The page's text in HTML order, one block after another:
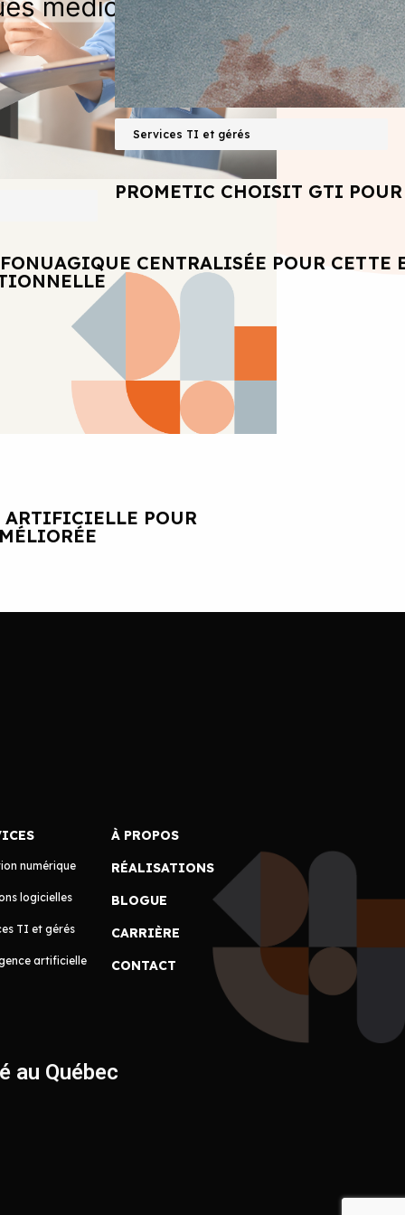
ARTIFICIELLE POUR
CENTRALISÉE POUR CETTE
Services TI et gérés
PROMETIC CHOISIT GTI
numérique
logicielles
TI et gérés
artificielle
À PROPOS
RÉALISATIONS
BLOGUE
CARRIÈRE
CONTACT
au Québec